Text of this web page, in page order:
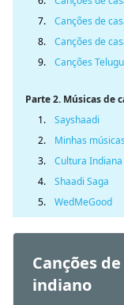
7.
Canções de
8.
Canções de
9.
Canções
Parte 2. Músicas de
1.
Sayshaadi
2.
Minhas
3.
Cultura Indiana
4.
Shaadi Saga
5.
WedMeGood
Canções
indiano